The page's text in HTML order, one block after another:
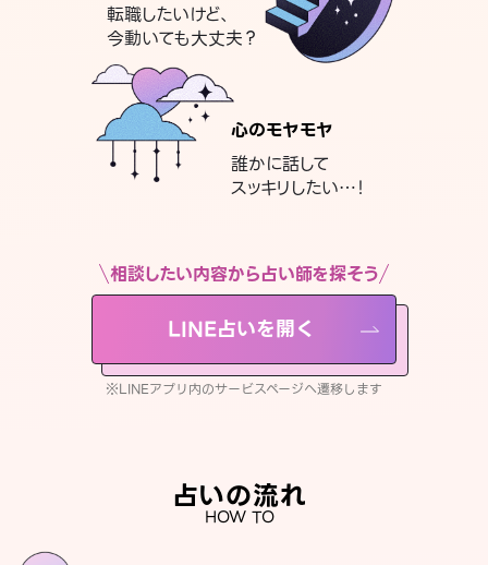
転職したいけど、
今動いても大丈夫？
心のモヤモヤ
誰かに話して
スッキリしたい…！
相談したい内容から占い師を探そう
LINE占いを開く
※LINEアプリ内のサービスページへ遷移します
占いの流れ
HOW TO